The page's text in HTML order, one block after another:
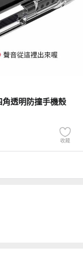
透明防撞手機殼
收藏